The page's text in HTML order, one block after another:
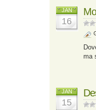
JAN
16
ma
JAN
15